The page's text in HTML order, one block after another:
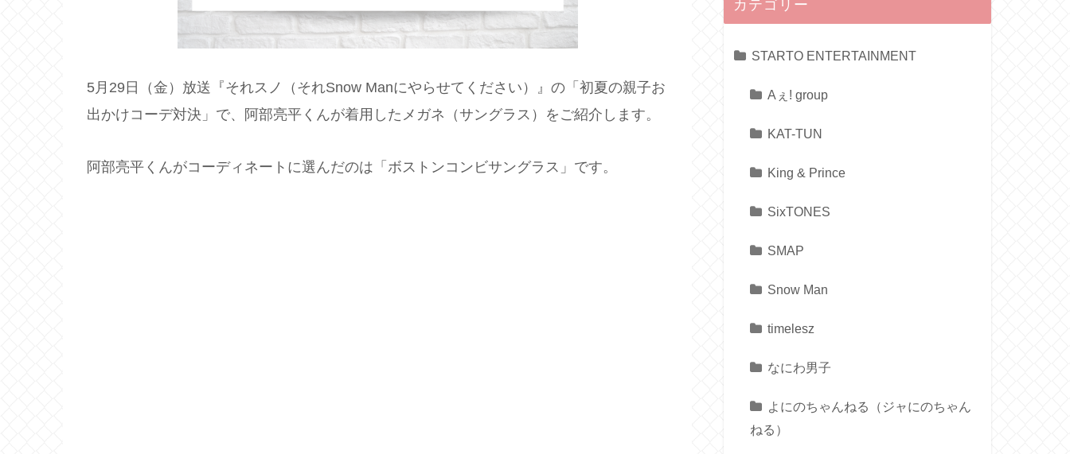
5月29日（金）放送『それスノ（それSnow Manにやらせてください）』の「初夏の親子お
出かけコーデ対決」で、阿部亮平くんが着用したメガネ（サングラス）をご紹介します。
阿部亮平くんがコーディネートに選んだのは「ボストンコンビサングラス」です。
カテゴリー
STARTO ENTERTAINMENT
Aぇ! group
KAT-TUN
King & Prince
SixTONES
SMAP
Snow Man
timelesz
なにわ男子
よにのちゃんねる（ジャにのちゃん
ねる）